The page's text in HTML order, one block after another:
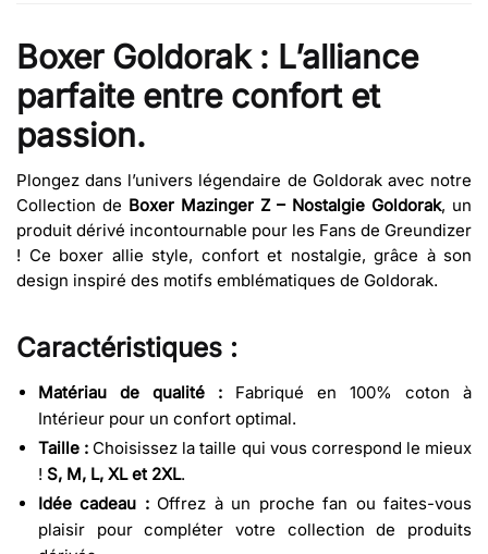
Boxer Goldorak : L’alliance
parfaite entre confort et
passion.
Plongez dans l’univers légendaire de Goldorak avec notre
Collection de Boxer Mazinger Z – Nostalgie Goldorak, un
produit dérivé incontournable pour les Fans de Greundizer
! Ce boxer allie style, confort et nostalgie, grâce à son
design inspiré des motifs emblématiques de Goldorak.
Caractéristiques :
Matériau de qualité : Fabriqué en 100% coton à
Intérieur pour un confort optimal.
Taille : Choisissez la taille qui vous correspond le mieux
! S, M, L, XL et 2XL.
Idée cadeau :Offrez à un proche fan ou faites-vous
plaisir pour compléter votre collection de produits